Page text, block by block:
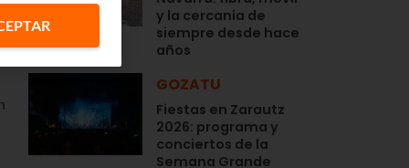
y la cercanía de
siempre desde hace
años
GOZATU
Fiestas en Zarautz
2026: programa y
conciertos de la
Semana Grande